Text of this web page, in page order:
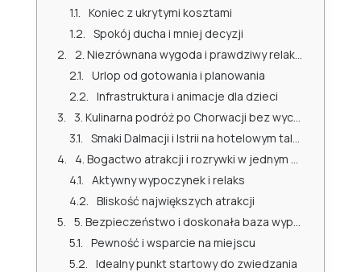
Koniec z ukrytymi kosztami
Spokój ducha i mniej decyzji
2. Niezrównana wygoda i prawdziwy relaks, zwłaszcza dla rodzin
Urlop od gotowania i planowania
Infrastruktura i animacje dla dzieci
3. Kulinarna podróż po Chorwacji bez wychodzenia z hotelu
Smaki Dalmacji i Istrii na hotelowym talerzu
4. Bogactwo atrakcji i rozrywki w jednym miejscu
Aktywny wypoczynek i relaks
Bliskość największych atrakcji
5. Bezpieczeństwo i doskonała baza wypadowa
Pewność i wsparcie na miejscu
Idealny punkt startowy do zwiedzania